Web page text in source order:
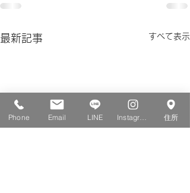
最新記事 すべて表示
Phone Email LINE 住所